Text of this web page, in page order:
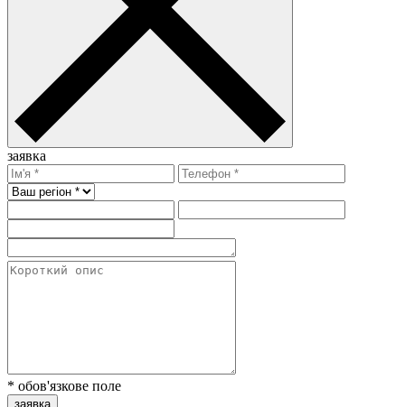
заявка
* обов'язкове поле
заявка